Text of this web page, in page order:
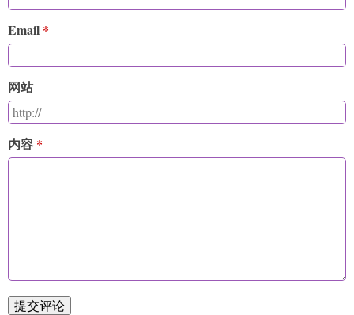
Email
网站
内容
提交评论